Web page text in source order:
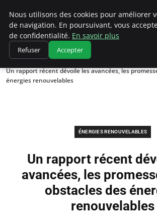
Climatedebtagents
Accueil
Énergies Renouvelables
Un rapport récent dévoile les avancées, les
énergies renouvelables
ÉNERGIES RENOUVELABLES
Un rapport récent
avancées, les
obstacles des
renouvelables
Nous utilisons des cookies pour améliorer
de navigation. En poursuivant, vous
de confidentialité. En savoir plus
Refuser Accepter